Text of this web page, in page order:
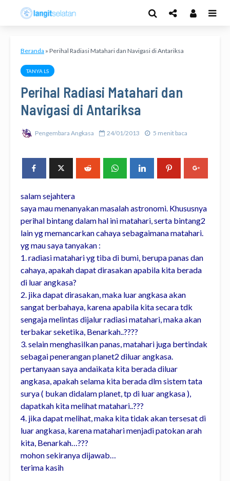
Beranda » Perihal Radiasi Matahari dan Navigasi di Antariksa
TANYA LS
Perihal Radiasi Matahari dan
Navigasi di Antariksa
Pengembara Angkasa 24/01/2013 5 menit baca
salam sejahtera
saya mau menanyakan masalah astronomi. Khususnya
perihal bintang dalam hal ini matahari, serta bintang2
lain yg memancarkan cahaya sebagaimana matahari.
yg mau saya tanyakan :
1. radiasi matahari yg tiba di bumi, berupa panas dan
cahaya, apakah dapat dirasakan apabila kita berada
di luar angkasa?
2. jika dapat dirasakan, maka luar angkasa akan
sangat berbahaya, karena apabila kita secara tdk
sengaja melintas dijalur radiasi matahari, maka akan
terbakar seketika, Benarkah..????
3. selain menghasilkan panas, matahari juga bertindak
sebagai penerangan planet2 diluar angkasa.
pertanyaan saya andaikata kita berada diluar
angkasa, apakah selama kita berada dlm sistem tata
surya ( bukan didalam planet, tp di luar angkasa ),
dapatkah kita melihat matahari..???
4. jika dapat melihat, maka kita tidak akan tersesat di
luar angkasa, karena matahari menjadi patokan arah
kita, Benarkah…???
mohon sekiranya dijawab…
terima kasih